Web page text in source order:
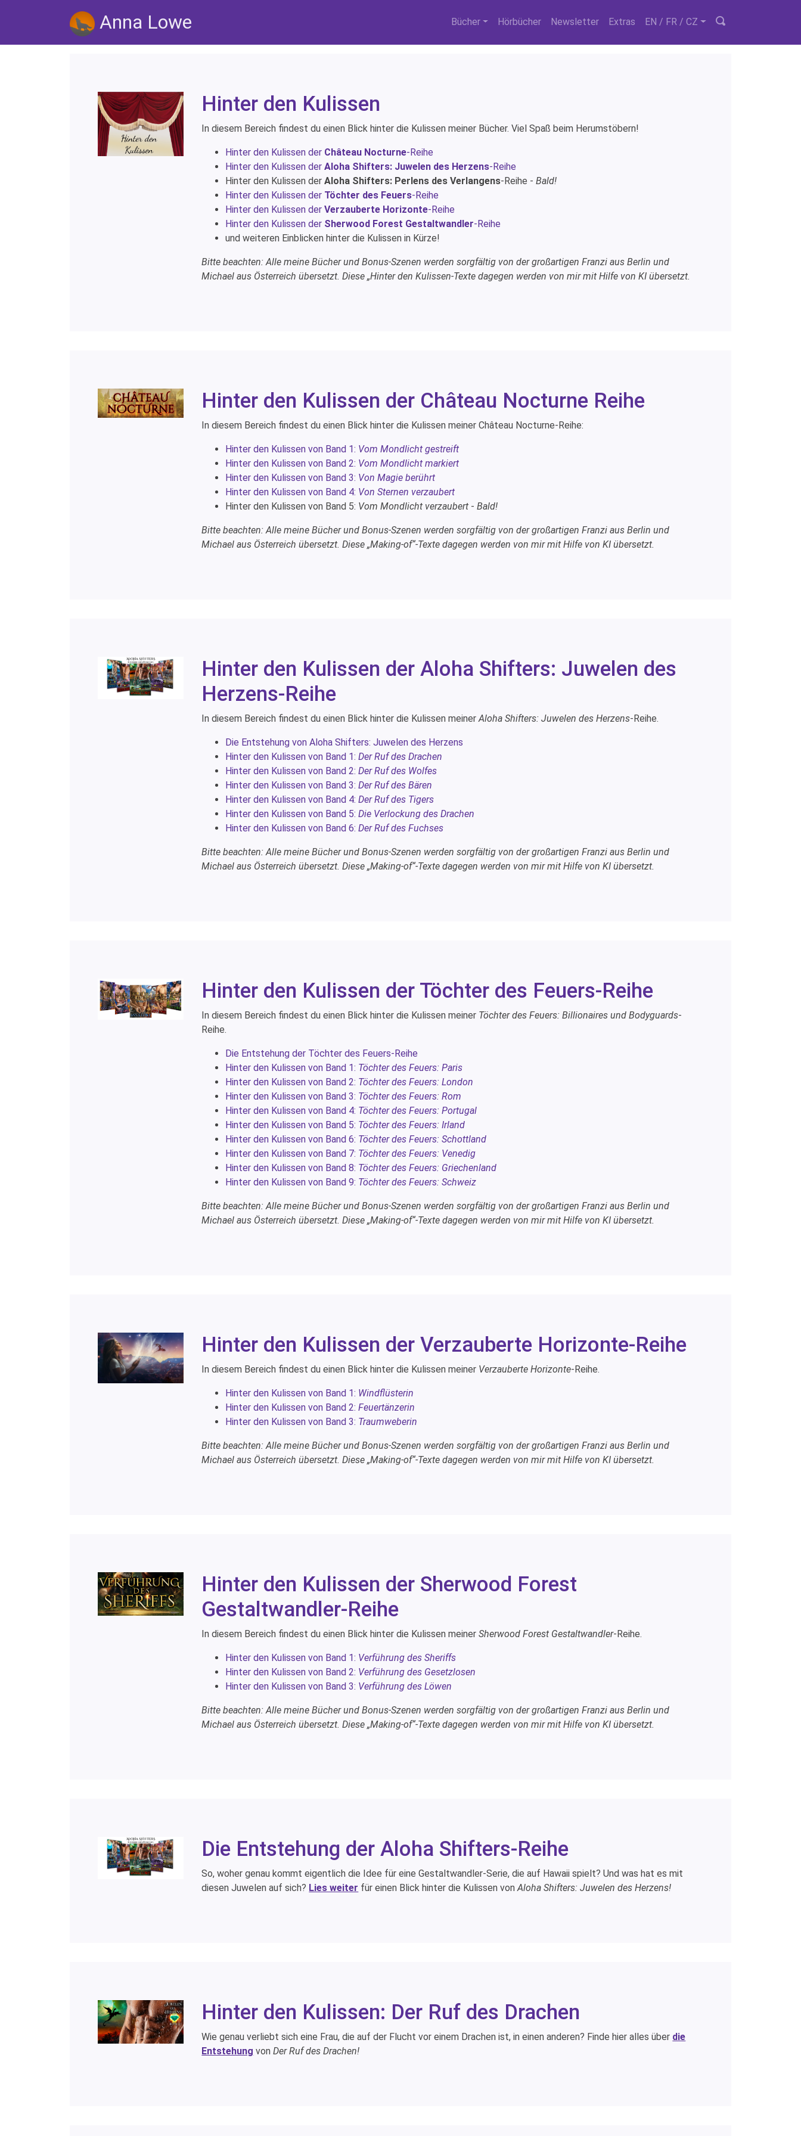
Anna Lowe Bücher Hörbücher Newsletter Extras EN / FR / CZ
Hinter den Kulissen
In diesem Bereich findest du einen Blick hinter die Kulissen meiner Bücher. Viel Spaß beim Herumstöbern!
Hinter den Kulissen der Château Nocturne-Reihe
Hinter den Kulissen derAloha Shifters: Juwelen des Herzens-Reihe
Hinter den Kulissen derAloha Shifters: Perlens des Verlangens-Reihe -Bald!
Hinter den Kulissen der Töchter des Feuers-Reihe
Hinter den Kulissen derVerzauberte Horizonte-Reihe
Hinter den Kulissen der Sherwood Forest Gestaltwandler-Reihe
und weiteren Einblicken hinter die Kulissen in Kürze!
Bitte beachten: Alle meine Bücher und Bonus-Szenen werden sorgfältig von der großartigen Franzi aus Berlin und
Michael aus Österreich übersetzt. Diese „Hinter den Kulissen-Texte dagegen werden von mir mit Hilfe von KI übersetzt.
Hinter den Kulissen der Château Nocturne Reihe
In diesem Bereich findest du einen Blick hinter die Kulissen meiner Château Nocturne-Reihe:
Hinter den Kulissen von Band 1: Vom Mondlicht gestreift
Hinter den Kulissen von Band 2: Vom Mondlicht markiert
Hinter den Kulissen von Band 3: Von Magie berührt
Hinter den Kulissen von Band 4: Von Sternen verzaubert
Hinter den Kulissen von Band 5: Vom Mondlicht verzaubert -Bald!
Bitte beachten: Alle meine Bücher und Bonus-Szenen werden sorgfältig von der großartigen Franzi aus Berlin und
Michael aus Österreich übersetzt. Diese „Making-of“-Texte dagegen werden von mir mit Hilfe von KI übersetzt.
Hinter den Kulissen der Aloha Shifters: Juwelen des
Herzens-Reihe
In diesem Bereich findest du einen Blick hinter die Kulissen meinerAloha Shifters: Juwelen des Herzens-Reihe.
Die Entstehung von Aloha Shifters: Juwelen des Herzens
Hinter den Kulissen von Band 1:Der Ruf des Drachen
Hinter den Kulissen von Band 2:Der Ruf des Wolfes
Hinter den Kulissen von Band 3:Der Ruf des Bären
Hinter den Kulissen von Band 4:Der Ruf des Tigers
Hinter den Kulissen von Band 5:Die Verlockung des Drachen
Hinter den Kulissen von Band 6:Der Ruf des Fuchses
Bitte beachten: Alle meine Bücher und Bonus-Szenen werden sorgfältig von der großartigen Franzi aus Berlin und
Michael aus Österreich übersetzt. Diese „Making-of“-Texte dagegen werden von mir mit Hilfe von KI übersetzt.
Hinter den Kulissen der Töchter des Feuers-Reihe
In diesem Bereich findest du einen Blick hinter die Kulissen meiner Töchter des Feuers: Billionaires und Bodyguards-
Reihe.
Die Entstehung der Töchter des Feuers-Reihe
Hinter den Kulissen von Band 1: Töchter des Feuers: Paris
Hinter den Kulissen von Band 2: Töchter des Feuers: London
Hinter den Kulissen von Band 3: Töchter des Feuers: Rom
Hinter den Kulissen von Band 4: Töchter des Feuers: Portugal
Hinter den Kulissen von Band 5: Töchter des Feuers: Irland
Hinter den Kulissen von Band 6: Töchter des Feuers: Schottland
Hinter den Kulissen von Band 7: Töchter des Feuers: Venedig
Hinter den Kulissen von Band 8: Töchter des Feuers: Griechenland
Hinter den Kulissen von Band 9: Töchter des Feuers: Schweiz
Bitte beachten: Alle meine Bücher und Bonus-Szenen werden sorgfältig von der großartigen Franzi aus Berlin und
Michael aus Österreich übersetzt. Diese „Making-of“-Texte dagegen werden von mir mit Hilfe von KI übersetzt.
Hinter den Kulissen der Verzauberte Horizonte-Reihe
In diesem Bereich findest du einen Blick hinter die Kulissen meiner Verzauberte Horizonte-Reihe.
Hinter den Kulissen von Band 1: Windflüsterin
Hinter den Kulissen von Band 2:Feuertänzerin
Hinter den Kulissen von Band 3: Traumweberin
Bitte beachten: Alle meine Bücher und Bonus-Szenen werden sorgfältig von der großartigen Franzi aus Berlin und
Michael aus Österreich übersetzt. Diese „Making-of“-Texte dagegen werden von mir mit Hilfe von KI übersetzt.
Hinter den Kulissen der Sherwood Forest
Gestaltwandler-Reihe
In diesem Bereich findest du einen Blick hinter die Kulissen meinerSherwood Forest Gestaltwandler-Reihe.
Hinter den Kulissen von Band 1: Verführung des Sheriffs
Hinter den Kulissen von Band 2: Verführung des Gesetzlosen
Hinter den Kulissen von Band 3: Verführung des Löwen
Bitte beachten: Alle meine Bücher und Bonus-Szenen werden sorgfältig von der großartigen Franzi aus Berlin und
Michael aus Österreich übersetzt. Diese „Making-of“-Texte dagegen werden von mir mit Hilfe von KI übersetzt.
Die Entstehung der Aloha Shifters-Reihe
So, woher genau kommt eigentlich die Idee für eine Gestaltwandler-Serie, die auf Hawaii spielt? Und was hat es mit
diesen Juwelen auf sich? Lies weiter für einen Blick hinter die Kulissen vonAloha Shifters: Juwelen des Herzens!
Hinter den Kulissen: Der Ruf des Drachen
Wie genau verliebt sich eine Frau, die auf der Flucht vor einem Drachen ist, in einen anderen? Finde hier alles über die
Entstehung vonDer Ruf des Drachen!